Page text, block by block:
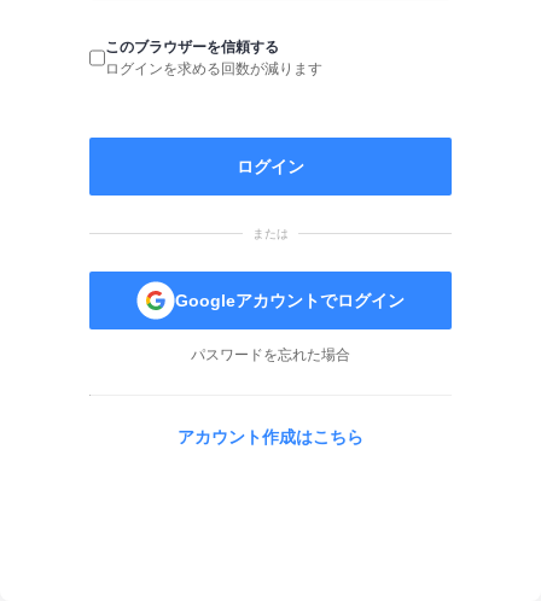
このブラウザーを信頼する
ログインを求める回数が減ります
ログイン
または
Googleアカウントでログイン
パスワードを忘れた場合
アカウント作成はこちら